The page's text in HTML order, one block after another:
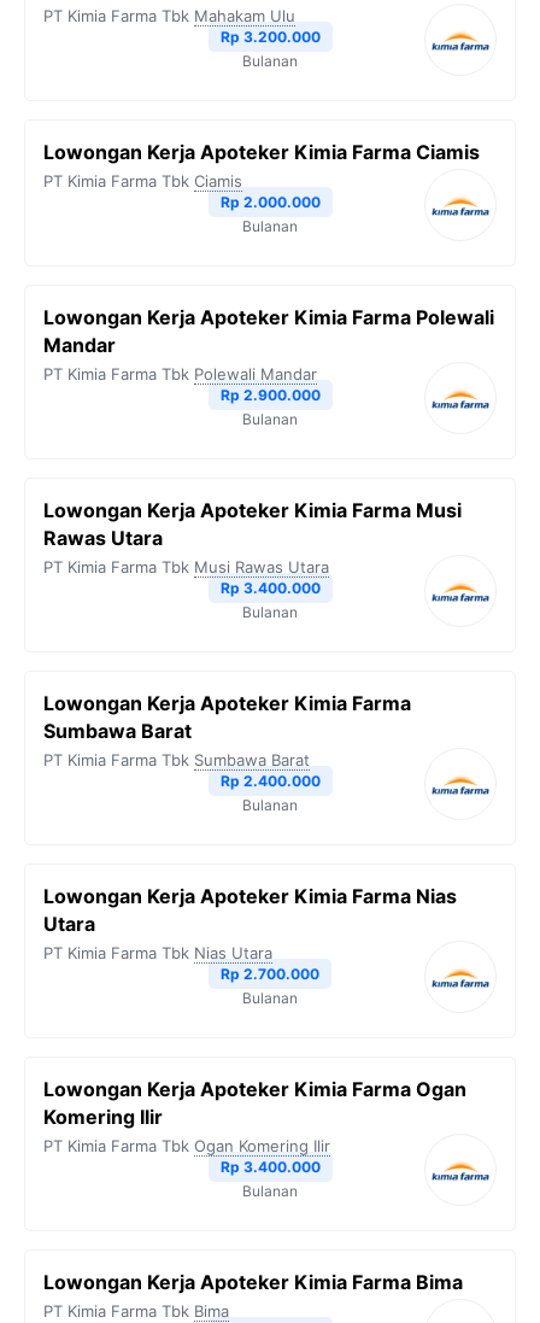
PT Kimia Farma Tbk Mahakam Ulu
Rp 3.200.000
Bulanan
Lowongan Kerja Apoteker Kimia Farma Ciamis
PT Kimia Farma Tbk Ciamis
Rp 2.000.000
Bulanan
Lowongan Kerja Apoteker Kimia Farma Polewali
Mandar
PT Kimia Farma Tbk Polewali Mandar
Rp 2.900.000
Bulanan
Lowongan Kerja Apoteker Kimia Farma Musi
Rawas Utara
PT Kimia Farma Tbk Musi Rawas Utara
Rp 3.400.000
Bulanan
Lowongan Kerja Apoteker Kimia Farma
Sumbawa Barat
PT Kimia Farma Tbk Sumbawa Barat
Rp 2.400.000
Bulanan
Lowongan Kerja Apoteker Kimia Farma Nias
Utara
PT Kimia Farma Tbk Nias Utara
Rp 2.700.000
Bulanan
Lowongan Kerja Apoteker Kimia Farma Ogan
Komering Ilir
PT Kimia Farma Tbk Ogan Komering Ilir
Rp 3.400.000
Bulanan
Lowongan Kerja Apoteker Kimia Farma Bima
PT Kimia Farma Tbk Bima